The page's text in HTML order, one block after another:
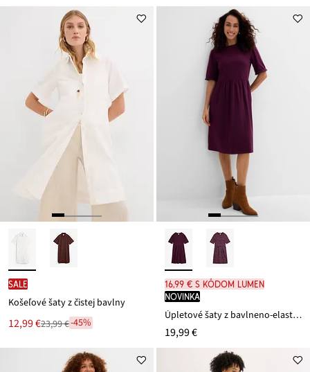
SALE
Košeľové šaty z čistej bavlny
Nová
cena
je
12,99 €
Zľava 23,99 €-45%
16,99 € s kódom LUMEN
novinka
Úpletové šaty z bavlneno-elasthanového mixu
19,99 €